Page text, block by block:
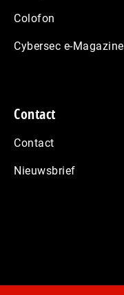
Colofon
Cybersec e-Magazine
Contact
Contact
Nieuwsbrief